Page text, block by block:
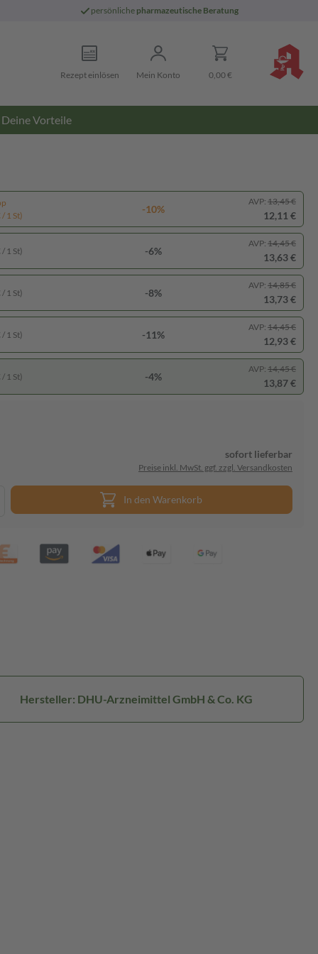
persönliche pharmazeutische Beratung
Rezept einlösen Mein Konto 0,00 €
Deine Vorteile
1 St)
-10%
AVP: 13,45 €
12,11 €
1 St) -6%
AVP: 14,45 €
13,63 €
1 St) -8%
AVP: 14,85 €
13,73 €
1 St) -11%
AVP: 14,45 €
12,93 €
1 St) -4%
AVP: 14,45 €
13,87 €
sofort lieferbar
Preise inkl. MwSt. ggf. zzgl. Versandkosten
In den Warenkorb
Hersteller: DHU-Arzneimittel GmbH & Co. KG